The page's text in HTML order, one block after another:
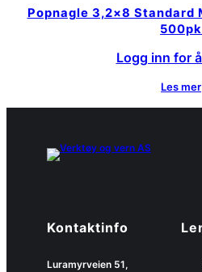
Popnagle 3,2×8 Standard
500pk
Logg inn for
Les mer
Kontaktinfo
Luramyrveien 51,